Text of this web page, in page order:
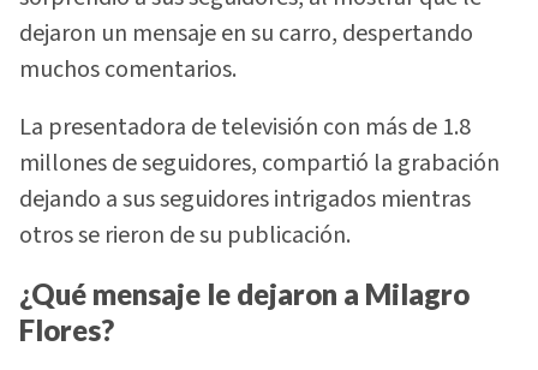
dejaron un mensaje en su carro, despertando
muchos comentarios.
La presentadora de televisión con más de 1.8
millones de seguidores, compartió la grabación
dejando a sus seguidores intrigados mientras
otros se rieron de su publicación.
¿Qué mensaje le dejaron a Milagro
Flores?